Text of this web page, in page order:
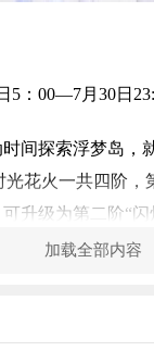
5：00—7月30日
间探索浮梦岛，
光花火一共四阶，
升级为第二阶“
“时光花雨”。
加载全部内容